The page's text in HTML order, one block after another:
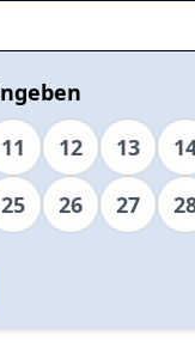
11 12 13
25 26 27